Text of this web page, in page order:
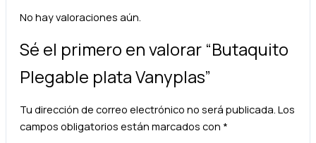
No hay valoraciones aún.
Sé el primero en valorar “Butaquito
Plegable plata Vanyplas”
Tu dirección de correo electrónico no será publicada. Los
campos obligatorios están marcados con *